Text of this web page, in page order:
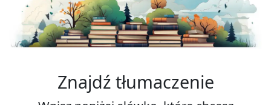
Znajdź tłumaczenie